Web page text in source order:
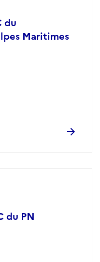
du
Maritimes
du PN